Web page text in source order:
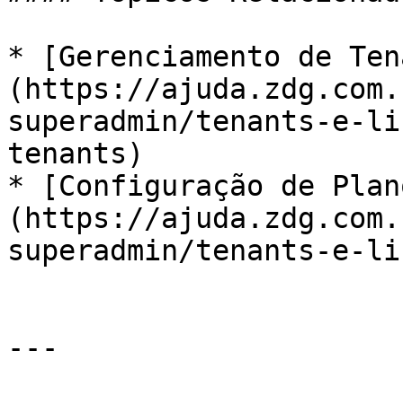
* [Gerenciamento de
(https://
superadmin/tenants-e-
tenants)
* [Configuração de
(https://
superadmin/tenants-
---